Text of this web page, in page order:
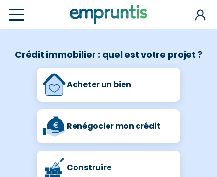
Crédit immobilier : quel est votre projet ?
Acheter un bien
Renégocier mon crédit
Construire